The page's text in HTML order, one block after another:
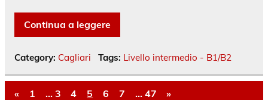
Continua a leggere
Category: Cagliari Tags: Livello intermedio - B1/B2
« 1 … 3 4 5 6 7 … 47 »